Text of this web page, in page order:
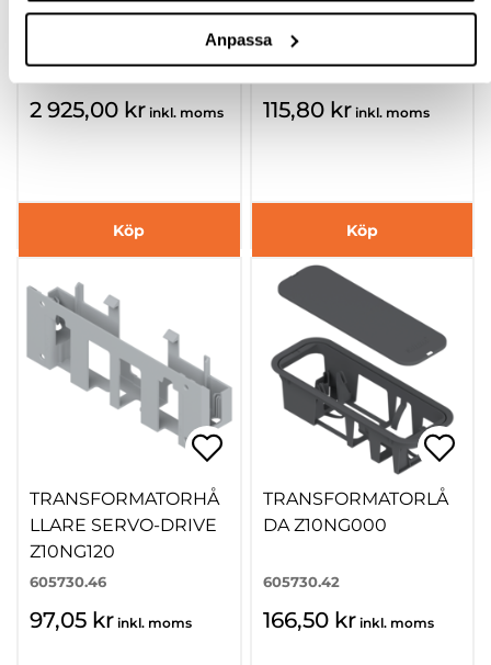
Anpassa
TRANSFORMATOR
Z10NE040B 72 WATT
24 V IP40
605730.43
2 925,00 kr inkl. moms
Köp
Z10K008S
605730.20
115,80 kr inkl. moms
Köp
TRANSFORMATORHÅ
LLARE SERVO-DRIVE
Z10NG120
605730.46
97,05 kr inkl. moms
TRANSFORMATORLÅ
DA Z10NG000
605730.42
166,50 kr inkl. moms